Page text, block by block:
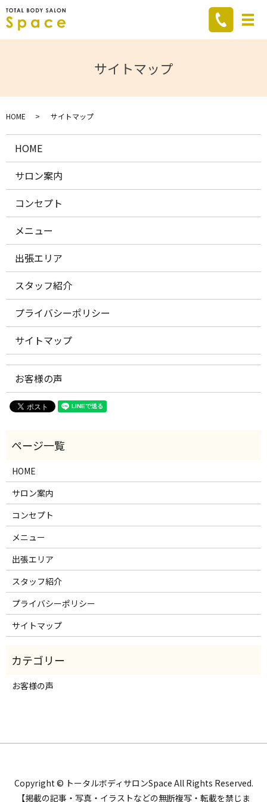
メ
サイトマップ
HOME サイトマップ
HOME
サロン案内
コンセプト
メニュー
出張エリア
スタッフ紹介
プライバシーポリシー
サイトマップ
お客様の声
HOME
サロン案内
コンセプト
メニュー
出張エリア
スタッフ紹介
プライバシーポリシー
サイトマップ
お客様の声
Copyright © トータルボディサロンSpace All Rights Reserved.
【掲載の記事・写真・イラストなどの無断複写・転載を禁じま